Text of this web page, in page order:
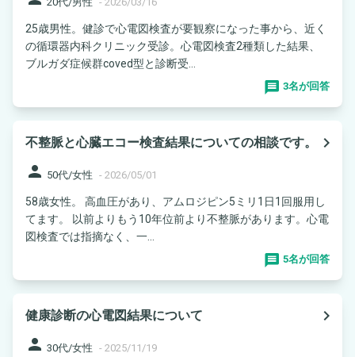
25歳男性。健診で心電図検査が要観察になった事から、近く
の循環器内科クリニック受診。心電図検査2種類した結果、
ブルガダ症候群coved型と診断受...
3名が回答
不整脈と心臓エコー検査結果についての相談です。
navigate_next
person 50代/女性 - 2026/05/01
58歳女性。 高血圧があり、アムロジピン5ミリ1日1回服用し
てます。 以前よりもう10年位前より不整脈があります。心電
図検査では指摘なく、一...
5名が回答
健康診断の心電図結果について
navigate_next
person 30代/女性 - 2025/11/19